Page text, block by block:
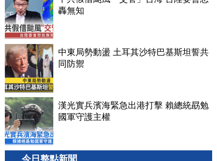
轟無知
中東局勢動盪 土耳其沙特巴基斯坦誓共
同防禦
漢光實兵濱海緊急出港打擊 賴總統勗勉
國軍守護主權
今日整點新聞